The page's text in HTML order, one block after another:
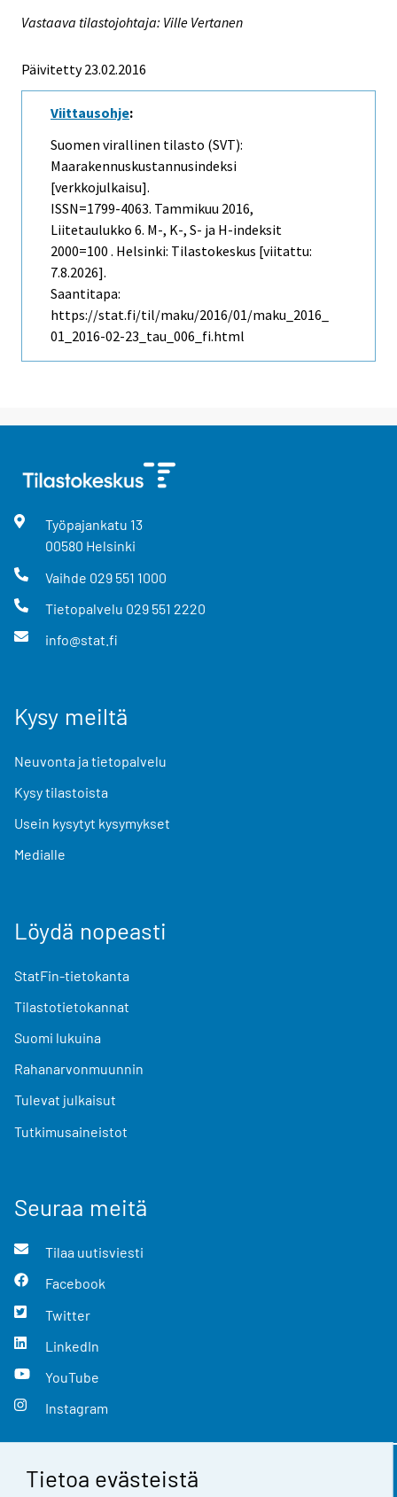
Tietoa evästeistä
Vastaava tilastojohtaja: Ville Vertanen
Päivitetty 23.02.2016
Viittausohje:
Suomen virallinen tilasto (SVT):
Maarakennuskustannusindeksi
[verkkojulkaisu].
ISSN=1799-4063. Tammikuu 2016,
Liitetaulukko 6. M-, K-, S- ja H-indeksit
2000=100 . Helsinki: Tilastokeskus [viitattu:
7.8.2026].
Saantitapa:
https://stat.fi/til/maku/2016/01/maku_2016_
01_2016-02-23_tau_006_fi.html
Työpajankatu 13
00580 Helsinki
Vaihde 029 551 1000
Tietopalvelu 029 551 2220
info@stat.fi
Kysy meiltä
Neuvonta ja tietopalvelu
Kysy tilastoista
Usein kysytyt kysymykset
Medialle
Löydä nopeasti
StatFin-tietokanta
Tilastotietokannat
Suomi lukuina
Rahanarvonmuunnin
Tulevat julkaisut
Tutkimusaineistot
Seuraa meitä
Tilaa uutisviesti
Facebook
Twitter
LinkedIn
YouTube
Instagram
Yhteystiedot